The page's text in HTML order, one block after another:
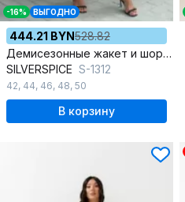
-16% ВЫГОДНО
444.21 BYN528.82
Демисезонные жакет и шорты в стиле на каждый день из текстиля
SILVERSPICE S-1312
42, 44, 46, 48, 50
В корзину